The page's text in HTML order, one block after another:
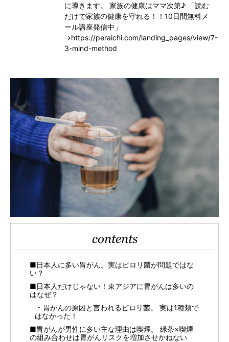
に導きます。 家族の健康はママ次第♪ 「読む
だけで家族の健康を守れる！！10日間無料メ
ール講座発信中」
→https://peraichi.com/landing_pages/view/7-
3-mind-method
contents
■日本人に多い胃がん。実はピロリ菌が問題ではな
い？
■日本人だけじゃない！東アジアに胃がんは多いの
はなぜ？
胃がんの原因と言われるピロリ菌。 実は1種類で
はなかった！
■胃がんが男性に多い主な理由は喫煙。 緑茶×喫煙
の組み合わせは胃がんリスクを増加させかねない